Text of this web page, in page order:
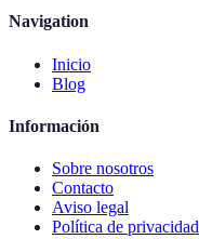
Navigation
Inicio
Blog
Información
Sobre nosotros
Contacto
Aviso legal
Política de privacidad